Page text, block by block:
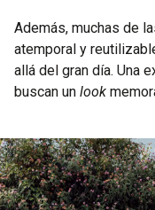
Además, muchas de
atemporal y
allá del gran día. Una
buscan un look